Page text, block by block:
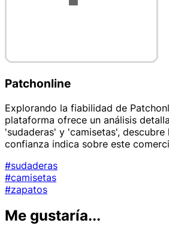
Patchonline
Explorando la fiabilidad de
plataforma ofrece un análisis
'sudaderas' y 'camisetas', descubre
confianza indica sobre este
#sudaderas
#camisetas
#zapatos
Me gustaría...